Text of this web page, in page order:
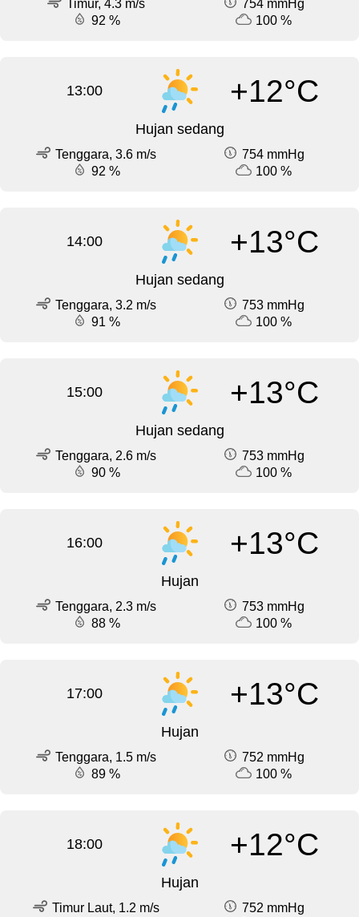
Timur, 4.3 m/s
754 mmHg
92 %
100 %
13:00 +12°C
Hujan sedang
Tenggara, 3.6 m/s
754 mmHg
92 %
100 %
14:00 +13°C
Hujan sedang
Tenggara, 3.2 m/s
753 mmHg
91 %
100 %
15:00 +13°C
Hujan sedang
Tenggara, 2.6 m/s
753 mmHg
90 %
100 %
16:00 +13°C
Hujan
Tenggara, 2.3 m/s
753 mmHg
88 %
100 %
17:00 +13°C
Hujan
Tenggara, 1.5 m/s
752 mmHg
89 %
100 %
18:00 +12°C
Hujan
Timur Laut, 1.2 m/s
752 mmHg